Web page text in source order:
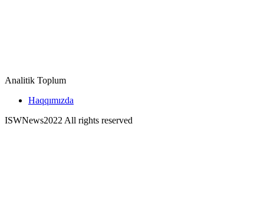
Analitik Toplum
Haqqımızda
ISWNews2022 All rights reserved